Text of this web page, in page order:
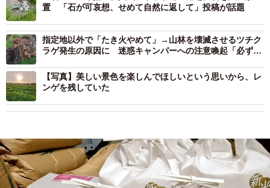
置 「石が可哀想、せめて自然に返して」投稿が話題
指定地以外で「たき火やめて」→山林を壊滅させるツチク
ラゲ発生の原因に 迷惑キャンパーへの注意喚起「必ずバ
【写真】美しい景色を楽しんでほしいという思いから、レ
ンゲを残していた